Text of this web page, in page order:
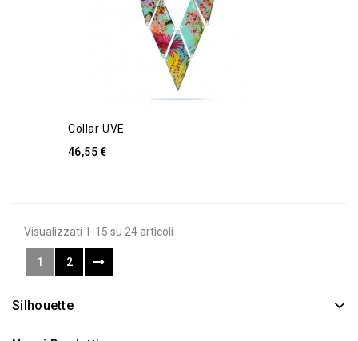
Collar UVE
46,55 €
Visualizzati 1-15 su 24 articoli
1 2
Silhouette